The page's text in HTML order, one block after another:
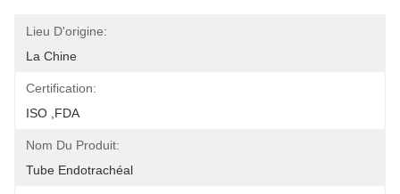
Lieu D'origine:
La Chine
Certification:
ISO ,FDA
Nom Du Produit:
Tube Endotrachéal